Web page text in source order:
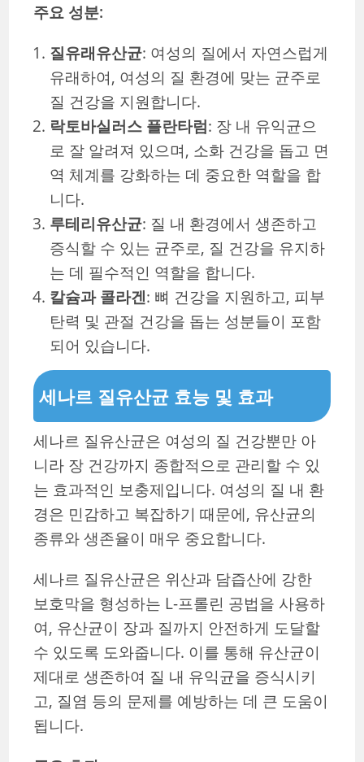
주요 성분:
질유래유산균: 여성의 질에서 자연스럽게
유래하여, 여성의 질 환경에 맞는 균주로
질 건강을 지원합니다.
락토바실러스 플란타럼: 장 내 유익균으
로 잘 알려져 있으며, 소화 건강을 돕고 면
역 체계를 강화하는 데 중요한 역할을 합
니다.
루테리유산균: 질 내 환경에서 생존하고
증식할 수 있는 균주로, 질 건강을 유지하
는 데 필수적인 역할을 합니다.
칼슘과 콜라겐: 뼈 건강을 지원하고, 피부
탄력 및 관절 건강을 돕는 성분들이 포함
되어 있습니다.
세나르 질유산균 효능 및 효과
세나르 질유산균은 여성의 질 건강뿐만 아
니라 장 건강까지 종합적으로 관리할 수 있
는 효과적인 보충제입니다. 여성의 질 내 환
경은 민감하고 복잡하기 때문에, 유산균의
종류와 생존율이 매우 중요합니다.
세나르 질유산균은 위산과 담즙산에 강한
보호막을 형성하는 L-프롤린 공법을 사용하
여, 유산균이 장과 질까지 안전하게 도달할
수 있도록 도와줍니다. 이를 통해 유산균이
제대로 생존하여 질 내 유익균을 증식시키
고, 질염 등의 문제를 예방하는 데 큰 도움이
됩니다.